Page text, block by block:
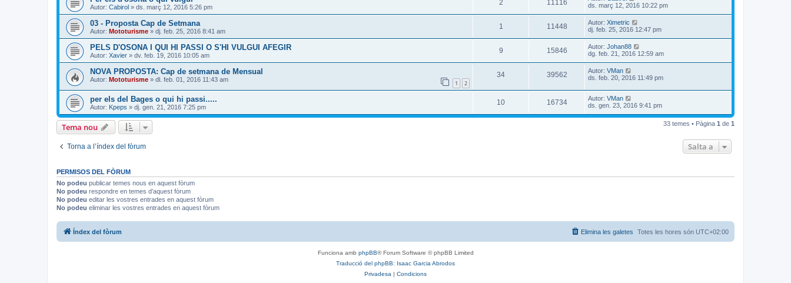
Autor: Cabirol » ds. març 12, 2016 5:26 pm
2 11116
ds. març 12, 2016 10:22 pm
03 - Proposta Cap de Setmana
Autor: Mototurisme » dj. feb. 25, 2016 8:41 am
1 11448 Autor: Ximetric
dj. feb. 25, 2016 12:47 pm
PELS D'OSONA I QUI HI PASSI O S'HI VULGUI AFEGIR
Autor: Xavier » dv. feb. 19, 2016 10:05 am
9 15846 Autor: Johan88
dg. feb. 21, 2016 12:59 am
NOVA PROPOSTA: Cap de setmana de Mensual
Autor: Mototurisme » dl. feb. 01, 2016 11:43 am 1 2
34 39562 Autor: VMan
ds. feb. 20, 2016 11:49 pm
per els del Bages o qui hi passi.....
Autor: Kpeps » dj. gen. 21, 2016 7:25 pm
10 16734 Autor: VMan
ds. gen. 23, 2016 9:41 pm
Tema nou 33 temes • Pàgina 1 de 1
Torna a l’índex del fòrum Salta a
PERMISOS DEL FÒRUM
No podeu publicar temes nous en aquest fòrum
No podeu respondre en temes d’aquest fòrum
No podeu editar les vostres entrades en aquest fòrum
No podeu eliminar les vostres entrades en aquest fòrum
Índex del fòrum Totes les hores són UTC+02:00
Elimina les galetes
Funciona amb phpBB® Forum Software © phpBB Limited
Traducció del phpBB: Isaac Garcia Abrodos
Privadesa
Condicions